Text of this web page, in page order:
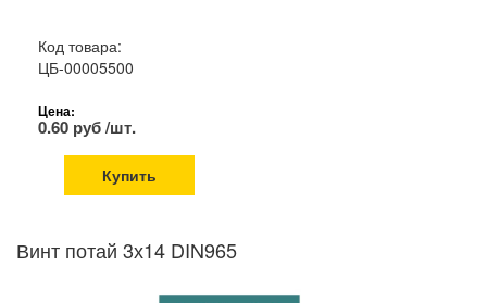
Код товара:
ЦБ-00005500
Цена:
0.60 руб /шт.
Купить
Винт потай 3х14 DIN965